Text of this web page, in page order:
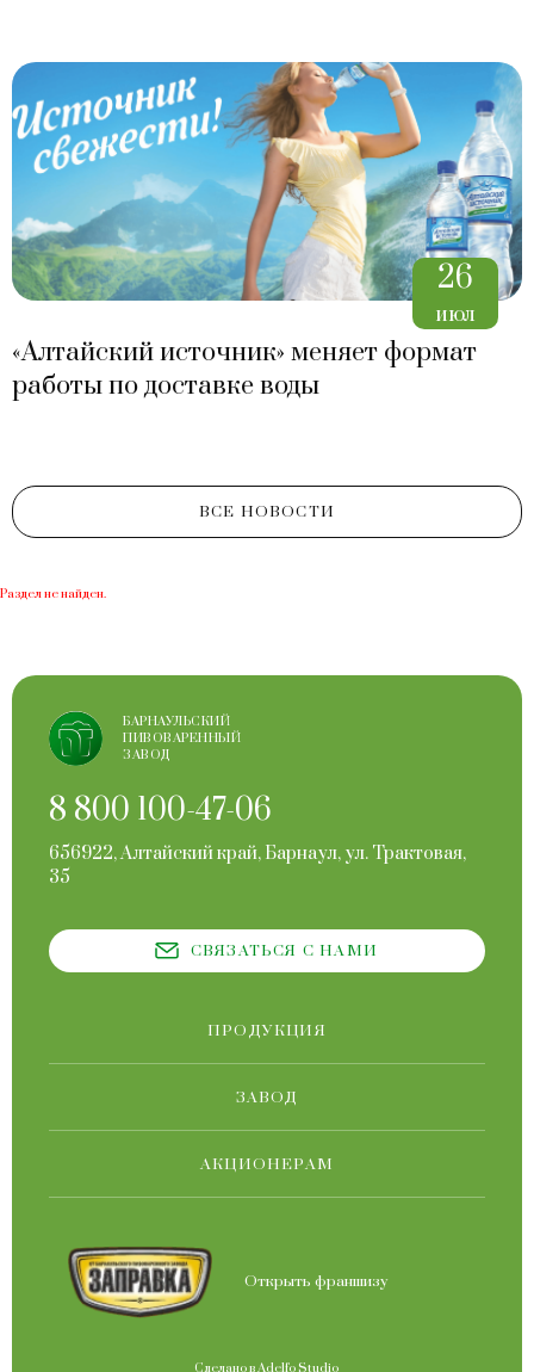
26
июл
«Алтайский источник» меняет формат
работы по доставке воды
ВСЕ НОВОСТИ
Раздел не найден.
БАРНАУЛЬСКИЙ
ПИВОВАРЕННЫЙ
ЗАВОД
8 800 100-47-06
656922, Алтайский край, Барнаул, ул. Трактовая,
35
СВЯЗАТЬСЯ С НАМИ
ПРОДУКЦИЯ
ЗАВОД
АКЦИОНЕРАМ
Открыть франшизу